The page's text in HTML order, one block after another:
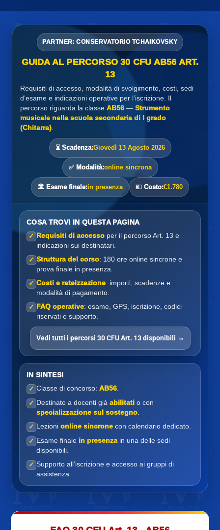
PARTNER: CONSERVATORIO TCHAIKOVSKY
GUIDA AL PERCORSO 30 CFU AB56 ART.
13
Requisiti di accesso, modalità di svolgimento, costi, sedi
d’esame e indicazioni operative per l’iscrizione. Il
percorso riguarda la classe AB56 — Strumento
musicale nella scuola secondaria di I grado
(Chitarra)
⏳ Scadenza:Giovedì 13 Agosto 2026
✅ Modalità:online sincrona
🏛️ Esame finale:in presenza 💶 Costo:€1.780
COSA TROVI IN QUESTA PAGINA
✓ Requisiti di accesso per il percorso Art. 13 e
indicazioni sui destinatari.
✓ Struttura del corso: 180 ore online sincrone e
prova finale in presenza.
✓ Costi e rateizzazione: importi, scadenze e
modalità di pagamento.
✓ FAQ operative: esame, GPS, iscrizione, codici
riservati e supporto.
Vedi tutti i percorsi 30 CFU Art. 13 disponibili →
IN SINTESI
✓ Classe di concorso: AB56
✓ Destinato a docenti già abilitati o con
specializzazione sul sostegno
✓ Lezioni online sincrone con calendario dedicato.
✓ Esame finale in presenzain una delle sedi
disponibili.
✓ Supporto all’iscrizione e accesso ai gruppi di
assistenza.